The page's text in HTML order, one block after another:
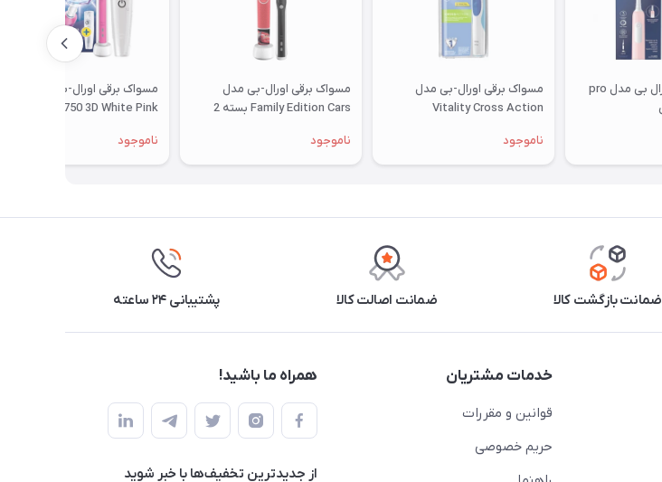
مسواک برقی اورال بی مدل pro
مسواک برقی اورال-بی مدل
Vitality Cross Action
ناموجود
مسواک برقی اورال-بی مدل
Family Edition Cars بسته 2
ناموجود
750 3D White Pink
ناموجود
ضمانت بازگشت کالا ضمانت اصالت کالا پشتیبانی ۲۴ ساعته
خدمات مشتریان
قوانین و مقررات
حریم خصوصی
همراه ما باشید!
از جدید‌ترین تخفیف‌ها با‌ خبر شوید